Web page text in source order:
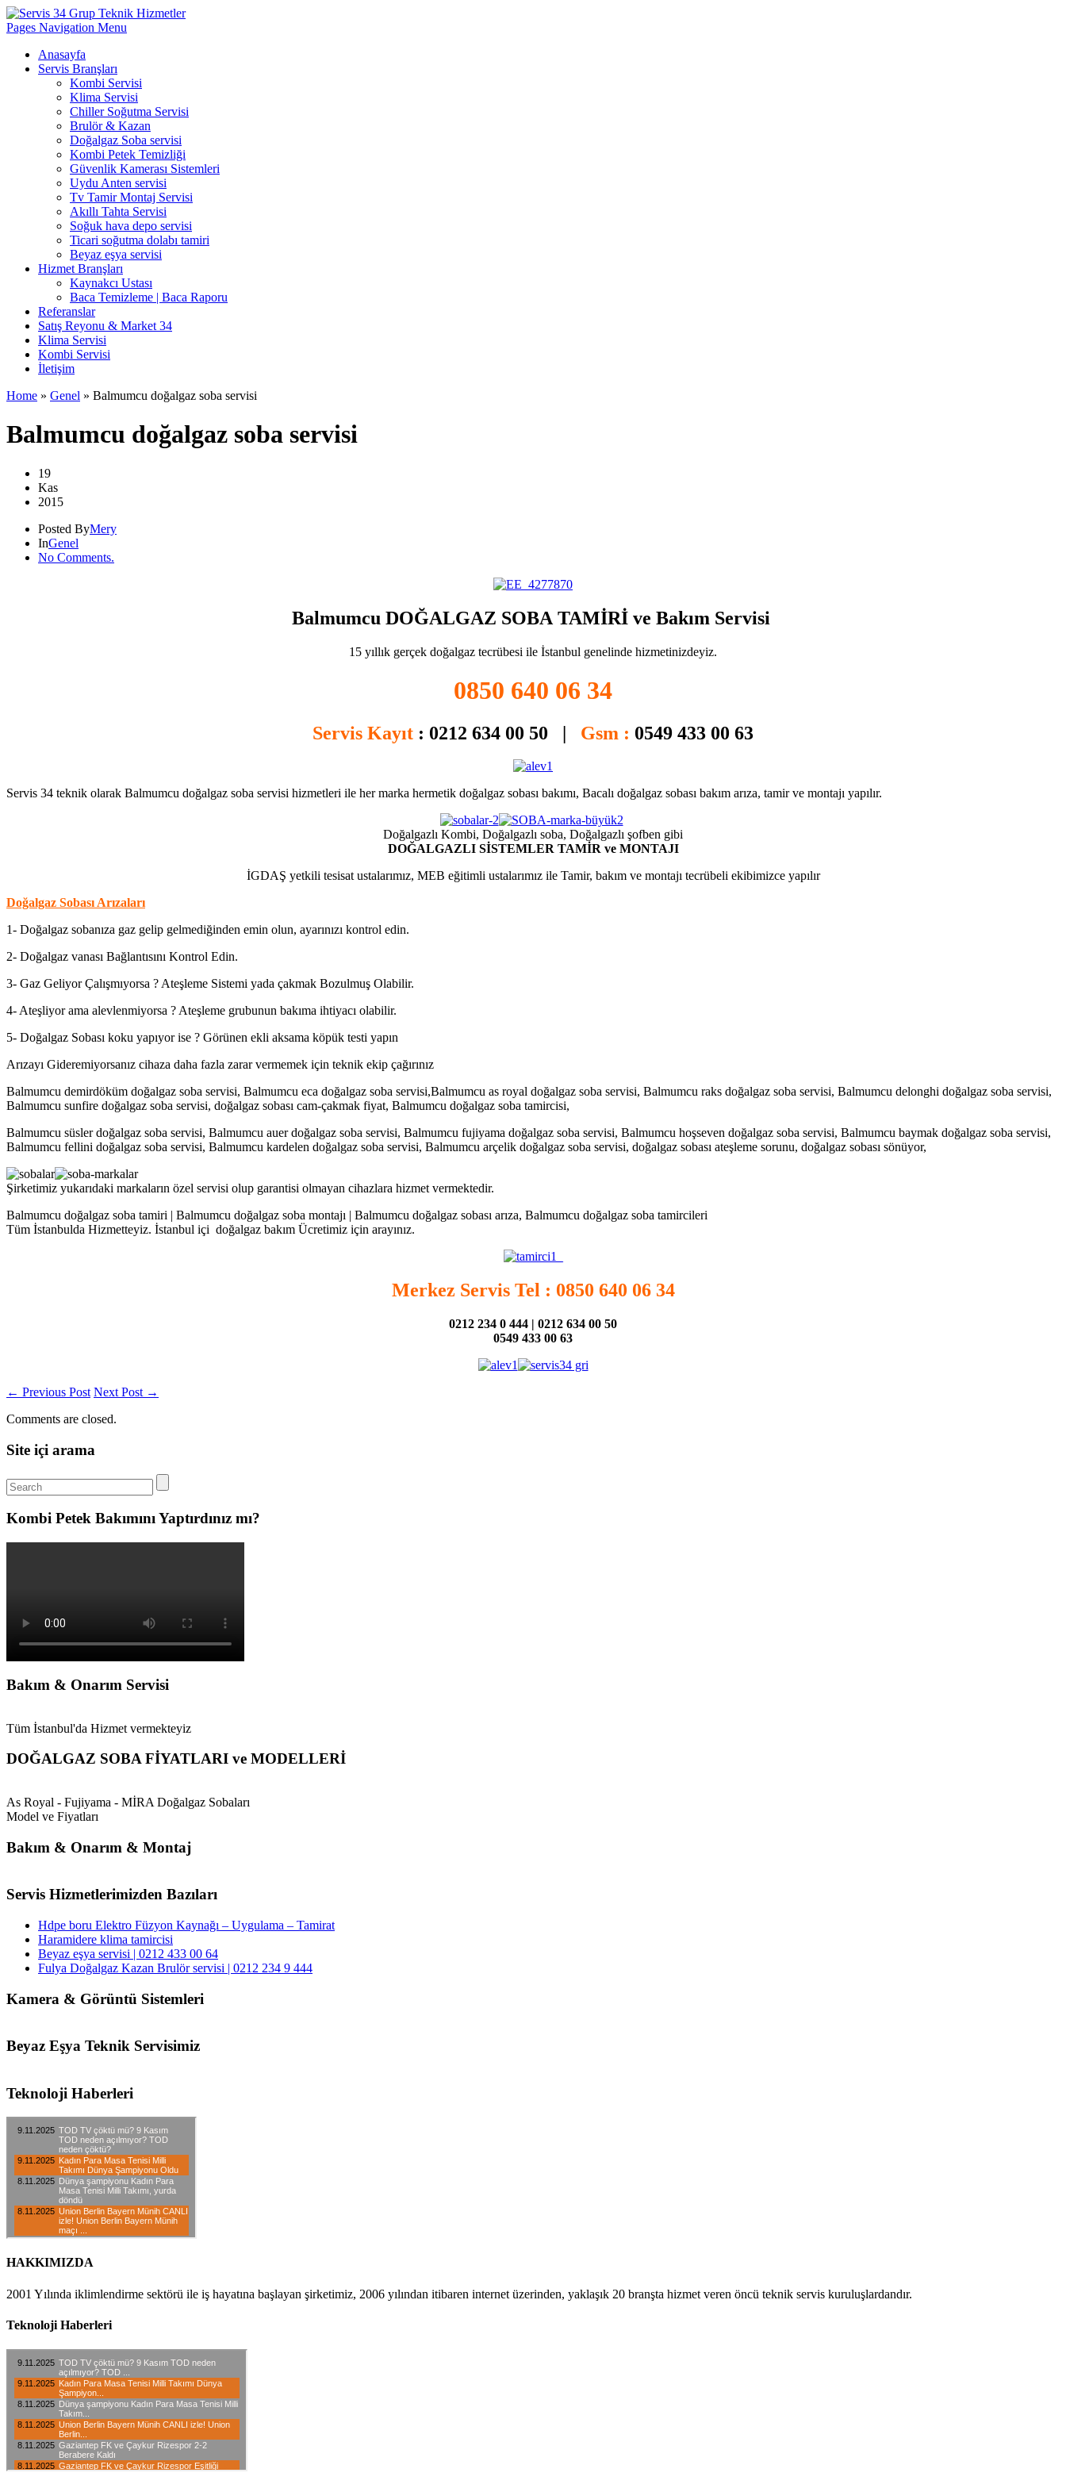
Pages Navigation Menu
Anasayfa
Servis Branşları
Kombi Servisi
Klima Servisi
Chiller Soğutma Servisi
Brulör & Kazan
Doğalgaz Soba servisi
Kombi Petek Temizliği
Güvenlik Kamerası Sistemleri
Uydu Anten servisi
Tv Tamir Montaj Servisi
Akıllı Tahta Servisi
Soğuk hava depo servisi
Ticari soğutma dolabı tamiri
Beyaz eşya servisi
Hizmet Branşları
Kaynakcı Ustası
Baca Temizleme | Baca Raporu
Referanslar
Satış Reyonu & Market 34
Klima Servisi
Kombi Servisi
İletişim
Home » Genel » Balmumcu doğalgaz soba servisi
Balmumcu doğalgaz soba servisi
19
Kas
2015
Posted ByMery
InGenel
No Comments.
Balmumcu DOĞALGAZ SOBA TAMİRİ ve Bakım Servisi
15 yıllık gerçek doğalgaz tecrübesi ile İstanbul genelinde hizmetinizdeyiz.
0850 640 06 34
Servis Kayıt : 0212 634 00 50 | Gsm : 0549 433 00 63
Servis 34 teknik olarak Balmumcu doğalgaz soba servisi hizmetleri ile her marka hermetik doğalgaz sobası bakımı, Bacalı doğalgaz sobası bakım arıza, tamir ve montajı yapılır.
Doğalgazlı Kombi, Doğalgazlı soba, Doğalgazlı şofben gibi
DOĞALGAZLI SİSTEMLER TAMİR ve MONTAJI
İGDAŞ yetkili tesisat ustalarımız, MEB eğitimli ustalarımız ile Tamir, bakım ve montajı tecrübeli ekibimizce yapılır
Doğalgaz Sobası Arızaları
1- Doğalgaz sobanıza gaz gelip gelmediğinden emin olun, ayarınızı kontrol edin.
2- Doğalgaz vanası Bağlantısını Kontrol Edin.
3- Gaz Geliyor Çalışmıyorsa ? Ateşleme Sistemi yada çakmak Bozulmuş Olabilir.
4- Ateşliyor ama alevlenmiyorsa ? Ateşleme grubunun bakıma ihtiyacı olabilir.
5- Doğalgaz Sobası koku yapıyor ise ? Görünen ekli aksama köpük testi yapın
Arızayı Gideremiyorsanız cihaza daha fazla zarar vermemek için teknik ekip çağırınız
Balmumcu demirdöküm doğalgaz soba servisi, Balmumcu eca doğalgaz soba servisi,Balmumcu as royal doğalgaz soba servisi, Balmumcu raks doğalgaz soba servisi, Balmumcu delonghi doğalgaz soba servisi,
Balmumcu sunfire doğalgaz soba servisi, doğalgaz sobası cam-çakmak fiyat, Balmumcu doğalgaz soba tamircisi,
Balmumcu süsler doğalgaz soba servisi, Balmumcu auer doğalgaz soba servisi, Balmumcu fujiyama doğalgaz soba servisi, Balmumcu hoşseven doğalgaz soba servisi, Balmumcu baymak doğalgaz soba servisi,
Balmumcu fellini doğalgaz soba servisi, Balmumcu kardelen doğalgaz soba servisi, Balmumcu arçelik doğalgaz soba servisi, doğalgaz sobası ateşleme sorunu, doğalgaz sobası sönüyor,
Şirketimiz yukarıdaki markaların özel servisi olup garantisi olmayan cihazlara hizmet vermektedir.
Balmumcu doğalgaz soba tamiri | Balmumcu doğalgaz soba montajı | Balmumcu doğalgaz sobası arıza, Balmumcu doğalgaz soba tamircileri
Tüm İstanbulda Hizmetteyiz. İstanbul içi doğalgaz bakım Ücretimiz için arayınız.
Merkez Servis Tel : 0850 640 06 34
0212 234 0 444 | 0212 634 00 50
0549 433 00 63
← Previous Post Next Post →
Comments are closed.
Site içi arama
Kombi Petek Bakımını Yaptırdınız mı?
Bakım & Onarım Servisi
Tüm İstanbul'da Hizmet vermekteyiz
DOĞALGAZ SOBA FİYATLARI ve MODELLERİ
As Royal - Fujiyama - MİRA Doğalgaz Sobaları
Model ve Fiyatları
Bakım & Onarım & Montaj
Servis Hizmetlerimizden Bazıları
Hdpe boru Elektro Füzyon Kaynağı – Uygulama – Tamirat
Haramidere klima tamircisi
Beyaz eşya servisi | 0212 433 00 64
Fulya Doğalgaz Kazan Brulör servisi | 0212 234 9 444
Kamera & Görüntü Sistemleri
Beyaz Eşya Teknik Servisimiz
Teknoloji Haberleri
HAKKIMIZDA
2001 Yılında iklimlendirme sektörü ile iş hayatına başlayan şirketimiz, 2006 yılından itibaren internet üzerinden, yaklaşık 20 branşta hizmet veren öncü teknik servis kuruluşlardandır.
Teknoloji Haberleri